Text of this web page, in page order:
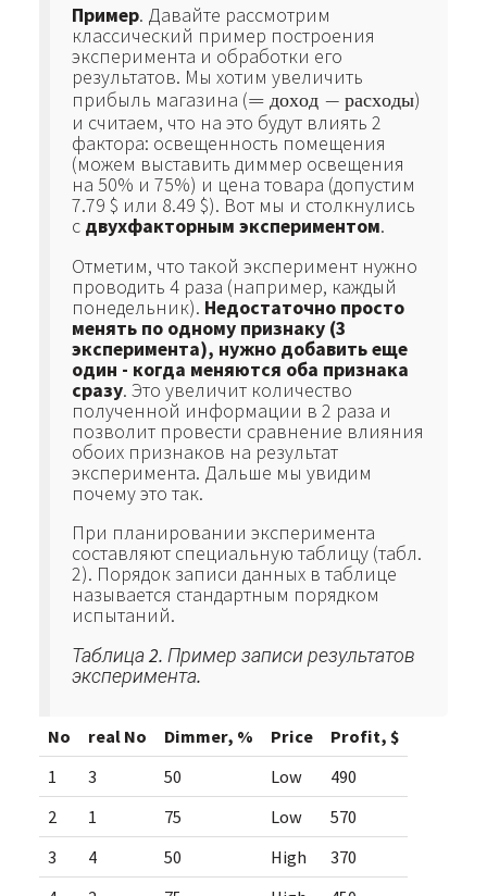
Пример. Давайте рассмотрим
классический пример построения
эксперимента и обработки его
результатов. Мы хотим увеличить
прибыль магазина (= доход − расходы
=доход− расходы
)
и считаем, что на это будут влиять 2
фактора: освещенность помещения
(можем выставить диммер освещения
на 50% и 75%) и цена товара (допустим
7.79 $ или 8.49 $). Вот мы и столкнулись
с двухфакторным экспериментом.
Отметим, что такой эксперимент нужно
проводить 4 раза (например, каждый
понедельник). Недостаточно просто
менять по одному признаку (3
эксперимента), нужно добавить еще
один - когда меняются оба признака
сразу. Это увеличит количество
полученной информации в 2 раза и
позволит провести сравнение влияния
обоих признаков на результат
эксперимента. Дальше мы увидим
почему это так.
При планировании эксперимента
составляют специальную таблицу (табл.
2). Порядок записи данных в таблице
называется стандартным порядком
испытаний.
Таблица 2. Пример записи результатов
эксперимента.
No real No Dimmer, % Price
Profit, $
1
3 50 Low
490
2
1 75 Low
570
3
4 50 High
370